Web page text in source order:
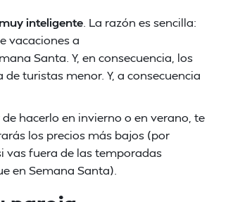
inteligente . La razón es sencilla:
vacaciones a
Santa. Y, en consecuencia, los
turistas menor. Y, a consecuencia
hacerlo en invierno o en verano, te
los precios más bajos (por
vas fuera de las temporadas
en Semana Santa).